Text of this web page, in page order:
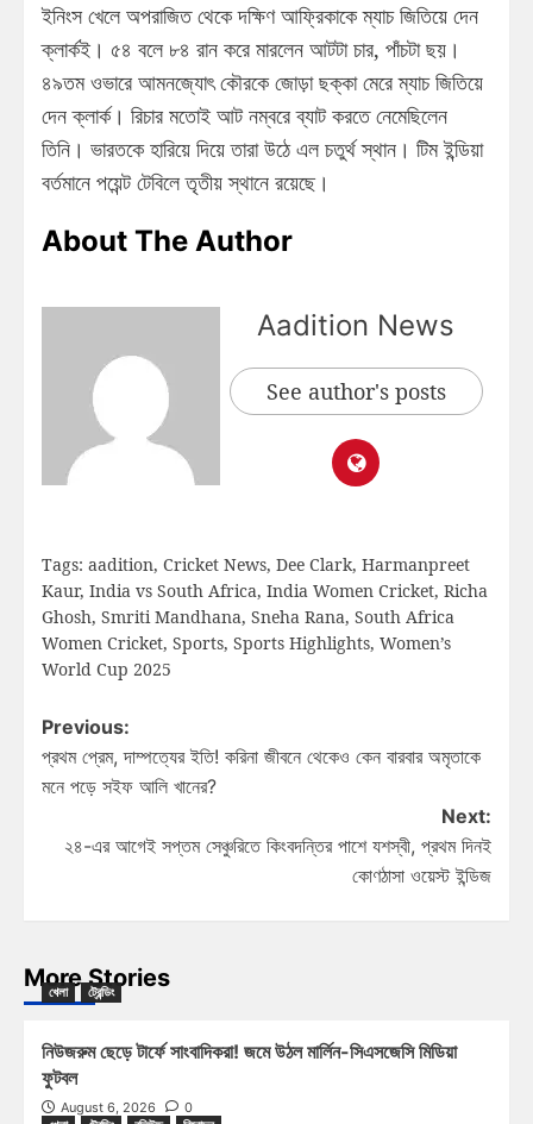
ইনিংস খেলে অপরাজিত থেকে দক্ষিণ আফ্রিকাকে ম্যাচ জিতিয়ে দেন
ক্লার্কই। ৫৪ বলে ৮৪ রান করে মারলেন আটটা চার, পাঁচটা ছয়।
৪৯তম ওভারে আমনজ্যোৎ কৌরকে জোড়া ছক্কা মেরে ম্যাচ জিতিয়ে
দেন ক্লার্ক। রিচার মতোই আট নম্বরে ব্যাট করতে নেমেছিলেন
তিনি। ভারতকে হারিয়ে দিয়ে তারা উঠে এল চতুর্থ স্থান। টিম ইন্ডিয়া
বর্তমানে পয়েন্ট টেবিলে তৃতীয় স্থানে রয়েছে।
About The Author
Aadition News
See author's posts
Tags: aadition, Cricket News, Dee Clark, Harmanpreet
Kaur, India vs South Africa, India Women Cricket, Richa
Ghosh, Smriti Mandhana, Sneha Rana, South Africa
Women Cricket, Sports, Sports Highlights, Women’s
World Cup 2025
Previous:
প্রথম প্রেম, দাম্পত্যের ইতি! করিনা জীবনে থেকেও কেন বারবার অমৃতাকে
মনে পড়ে সইফ আলি খানের?
Next:
২৪-এর আগেই সপ্তম সেঞ্চুরিতে কিংবদন্তির পাশে যশস্বী, প্রথম দিনই
কোণঠাসা ওয়েস্ট ইন্ডিজ
More Stories
খেলা ট্রেন্ডিং
নিউজরুম ছেড়ে টার্ফে সাংবাদিকরা! জমে উঠল মার্লিন-সিএসজেসি মিডিয়া
ফুটবল
August 6, 2026
0